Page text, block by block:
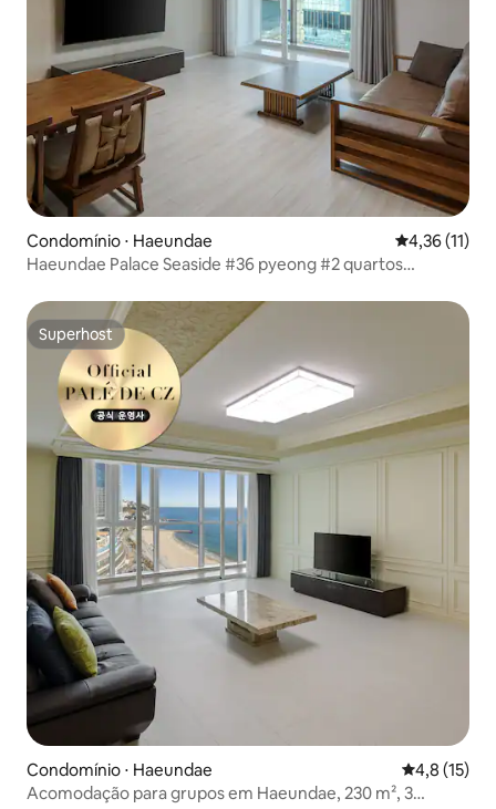
Condomínio ⋅ Haeundae 4,36 de uma
4,36 (11)
Haeundae Palace Seaside #36 pyeong #2 quartos
o mar #acomodação familiar # Family#PMS1
Superhost
Superhost
Condomínio ⋅ Haeundae 4,8 de uma
4,8 (15)
Acomodação para grupos em Haeundae, 230 m², 3